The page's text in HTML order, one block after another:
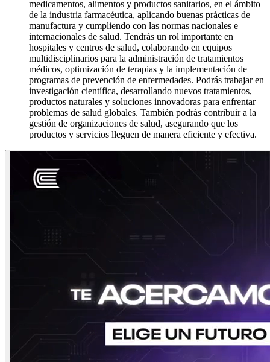
medicamentos, alimentos y productos sanitarios, en el ámbito
de la industria farmacéutica, aplicando buenas prácticas de
manufactura y cumpliendo con las normas nacionales e
internacionales de salud. Tendrás un rol importante en
hospitales y centros de salud, colaborando en equipos
multidisciplinarios para la administración de tratamientos
médicos, optimización de terapias y la implementación de
programas de prevención de enfermedades. Podrás trabajar en
investigación científica, desarrollando nuevos tratamientos,
productos naturales y soluciones innovadoras para enfrentar
problemas de salud globales. También podrás contribuir a la
gestión de organizaciones de salud, asegurando que los
productos y servicios lleguen de manera eficiente y efectiva.